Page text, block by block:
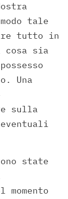
tale
tutto in
cosa sia
Una
sulla
state